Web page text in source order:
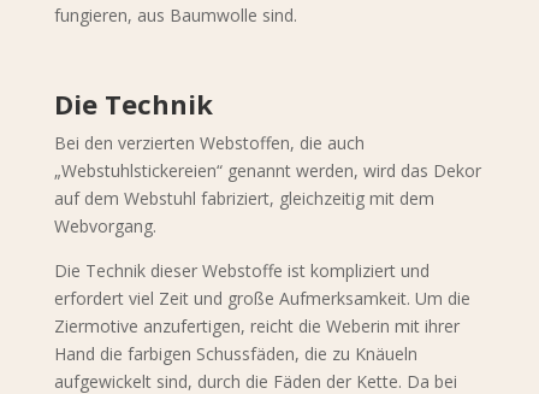
fungieren, aus Baumwolle sind.
Die Technik
Bei den verzierten Webstoffen, die auch
„Webstuhlstickereien“ genannt werden, wird das Dekor
auf dem Webstuhl fabriziert, gleichzeitig mit dem
Webvorgang.
Die Technik dieser Webstoffe ist kompliziert und
erfordert viel Zeit und große Aufmerksamkeit. Um die
Ziermotive anzufertigen, reicht die Weberin mit ihrer
Hand die farbigen Schussfäden, die zu Knäueln
aufgewickelt sind, durch die Fäden der Kette. Da bei